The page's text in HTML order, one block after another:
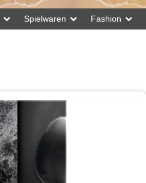
Spielwaren Fashion